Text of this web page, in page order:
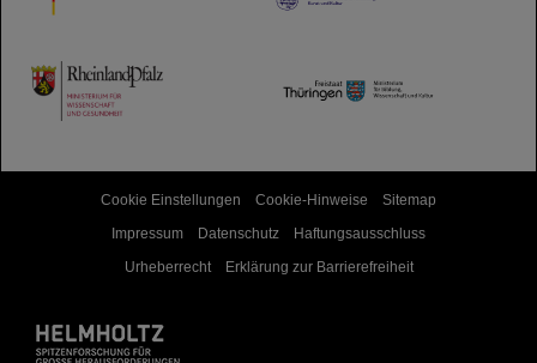
TMWWDG
Cookie Einstellungen Cookie-Hinweise
Sitemap
Impressum
Datenschutz
Haftungsausschluss
Urheberrecht
Erklärung zur Barrierefreiheit